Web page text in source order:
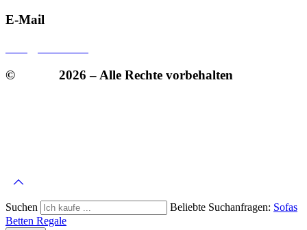
E-Mail
©
2026 – Alle Rechte vorbehalten
Suchen Beliebte Suchanfragen: Sofas
Betten Regale